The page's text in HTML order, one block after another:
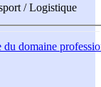
/ Logistique
domaine